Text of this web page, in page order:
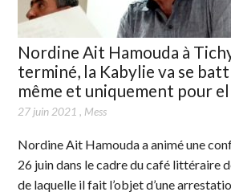
Nordine Ait Hamouda à Tichy
terminé, la Kabylie va se
même et uniquement pour
27 juin 2021 , Mess
Nordine Ait Hamouda a animé une
26 juin dans le cadre du café littéraire
de laquelle il fait l’objet d’une